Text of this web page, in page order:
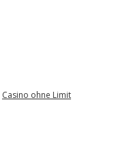
Casino ohne Limit